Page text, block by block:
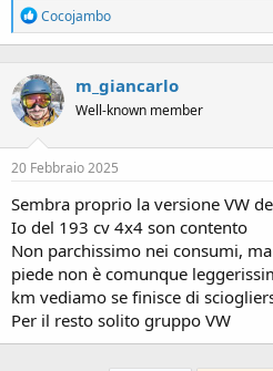
R
e
a
t
i
o
n
:
Cocojambo
m_giancarlo
Well-known member
20 Febbraio 2025
Sembra proprio la versione VW
Io del 193 cv 4x4 son contento
Non parchissimo nei consumi, ma
piede non è comunque
km vediamo se finisce di
Per il resto solito gruppo VW